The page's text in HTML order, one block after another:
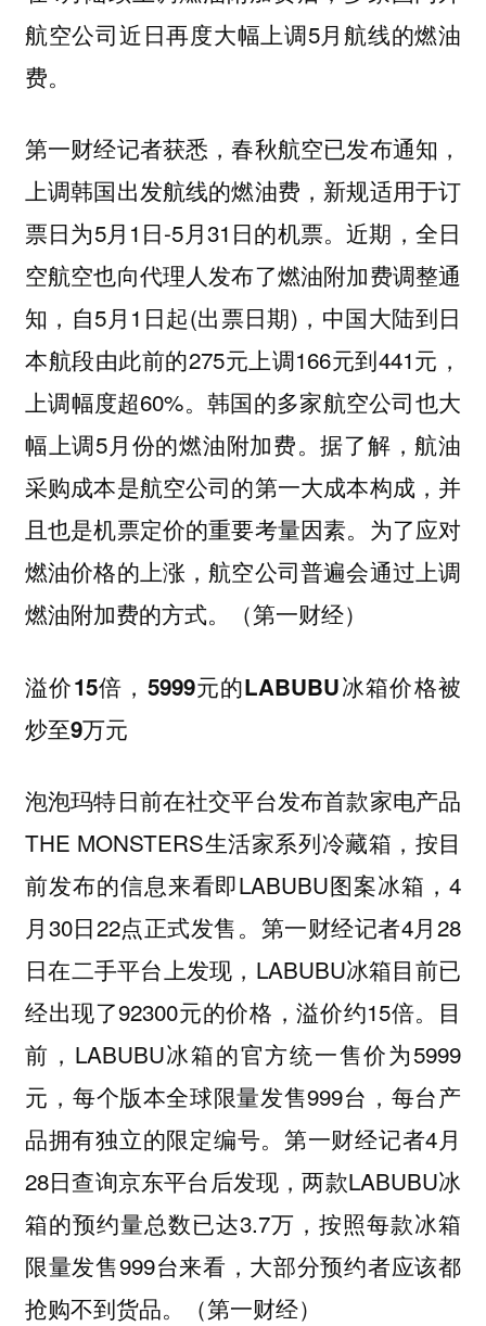
航空公司近日再度大幅上调5月航线的燃油
费。
第一财经记者获悉，春秋航空已发布通知，
上调韩国出发航线的燃油费，新规适用于订
票日为5月1日-5月31日的机票。近期，全日
空航空也向代理人发布了燃油附加费调整通
知，自5月1日起(出票日期)，中国大陆到日
本航段由此前的275元上调166元到441元，
上调幅度超60%。韩国的多家航空公司也大
幅上调5月份的燃油附加费。据了解，航油
采购成本是航空公司的第一大成本构成，并
且也是机票定价的重要考量因素。为了应对
燃油价格的上涨，航空公司普遍会通过上调
燃油附加费的方式。（第一财经）
溢价15倍，5999元的LABUBU冰箱价格被
炒至9万元
泡泡玛特日前在社交平台发布首款家电产品
THE MONSTERS生活家系列冷藏箱，按目
前发布的信息来看即LABUBU图案冰箱，4
月30日22点正式发售。第一财经记者4月28
日在二手平台上发现，LABUBU冰箱目前已
经出现了92300元的价格，溢价约15倍。目
前，LABUBU冰箱的官方统一售价为5999
元‌，每个版本全球限量发售999台‌，每台产
品拥有独立的限定编号。第一财经记者4月
28日查询京东平台后发现，两款LABUBU冰
箱的预约量总数已达3.7万，按照每款冰箱
限量发售999台来看，大部分预约者应该都
抢购不到货品。（第一财经）